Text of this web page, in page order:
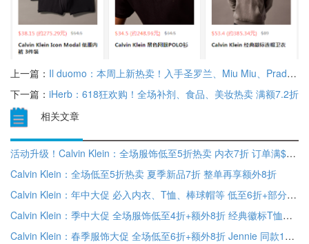
上一篇： Il duomo：本周上新热卖！入手圣罗兰、Miu Miu、Prada 等 新人首单7.5折优惠
下一篇： iHerb：618狂欢购！全场补剂、食品、美妆热卖 满额7.2折
相关文章
活动升级！Calvin Klein：全场服饰低至5折热卖 内衣7折 订单满$100享额外8折
Calvin Klein：全场低至5折热卖 夏季新品7折 整单再享额外8折
Calvin Klein：年中大促 必入内衣、T恤、棒球帽等 低至6折+部分额外8折
Calvin Klein：季中大促 全场服饰低至4折+额外8折 经典徽标T恤仅$20
Calvin Klein：春季服饰大促 全场低至6折+额外8折 Jennie 同款1996内裤$5